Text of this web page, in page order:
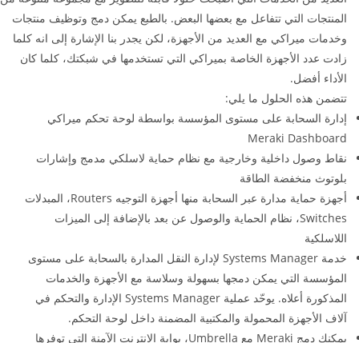
المنتجات التي تتفاعل مع بعضها البعض. بالطبع يمكن دمج وتوظيف منتجات
وخدمات ميراكي مع العديد من الأجهزة، لكن يجدر بنا الإشارة إلى انه كلما
زادت عدد الأجهزة الخاصة بميراكي التي تستخدمها في شبكتك، كلما كان
الأداء أفضل.
تتضمن هذه الحلول ما يلي:
إدارة السحابة على مستوى المؤسسة بواسطة لوحة تحكم ميراكي
Meraki Dashboard
نقاط وصول داخلية وخارجية مع نظام حماية لاسلكي مدمج وإشارات
بلوتوث منخفضة الطاقة
أجهزة حماية مدارة عبر السحابة منها أجهزة التوجيه Routers، المبدلات
Switches، نظام الحماية والوصول عن بعد بالإضافة إلى الميزات
اللاسلكية
خدمة Systems Manager لإدارة النقل المدارة بالسحابة على مستوى
المؤسسة التي يمكن دمجها بسهولة وسلاسة مع الأجهزة والخدمات
المذكورة أعلاه. يوحّد عملية Systems Manager الإدارة والتحكم في
آلاف الأجهزة المحمولة والمكتبية المضمنة داخل لوحة التحكم.
يمكنك دمج Meraki مع Umbrella، بوابة الانترنت الآمنة التي توفرها